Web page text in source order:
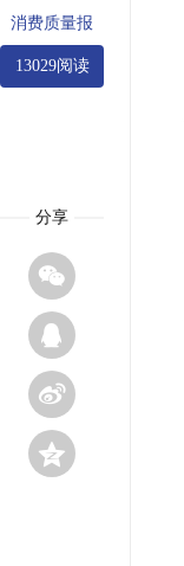
消费质量报
13029阅读
分享



